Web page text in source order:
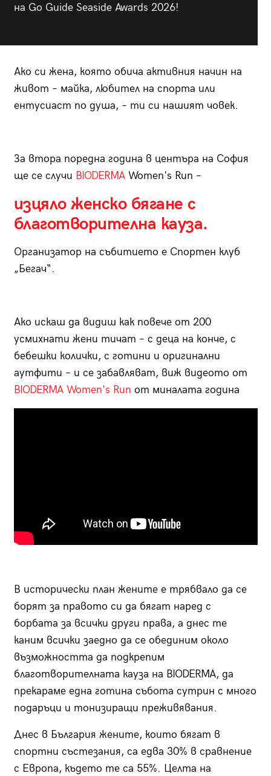
на Go Guide Seaside Awards 2026!
Ако си жена, която обича активния начин на
живот – майка, любител на спорта или
ентусиаст по душа, – ти си нашият човек.
За втора поредна година в центъра на София
ще се случи BIODERMA Women's Run –
изцяло женско бягане с
благотворителна кауза.
Организатор на събитието е Спортен клуб
„Бегач“.
Ако искаш да видиш как повече от 200
усмихнати жени тичат – с деца на конче, с
бебешки колички, с готини и оригинални
аутфити – и се забавляват, виж видеото от
BIODERMA Women's Run от миналата година
В исторически план жените е трябвало да се
борят за правото си да бягат наред с
борбата за всички други права, а днес те
каним всички заедно да се обединим около
възможността да подкрепим
благотворителната кауза на BIODERMA, да
прекараме една готина събота сутрин с много
подаръци и тонизиращи преживявания.
Днес в България жените, които бягат в
спортни състезания, са едва 30% в сравнение
с Европа, където те са 55%. Целта на